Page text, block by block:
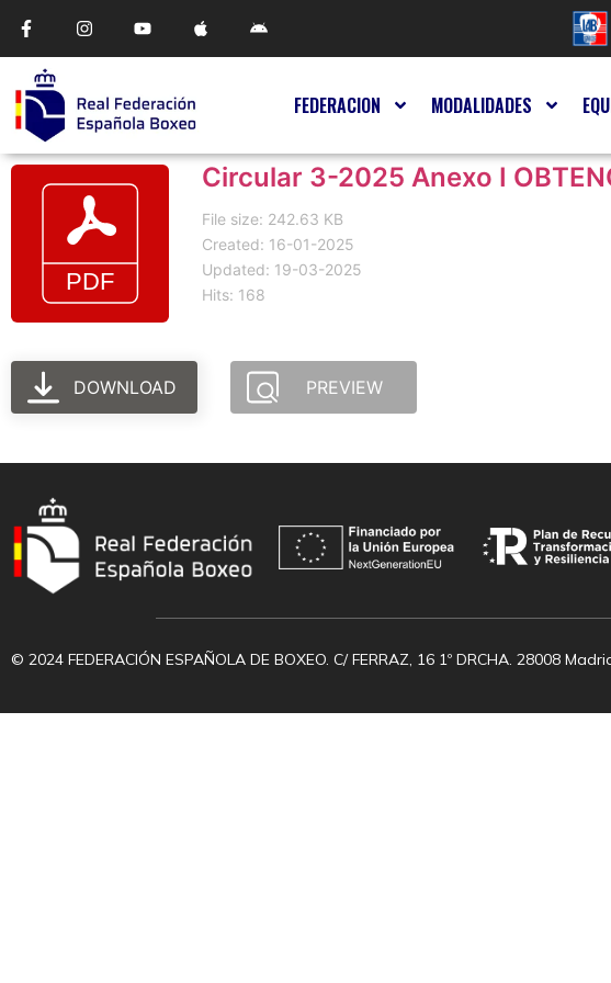
FEDERACION MODALIDADES
Circular 3-2025 Anexo I
File size: 242.63 KB
Created: 16-01-2025
Updated: 19-03-2025
Hits: 168
DOWNLOAD PREVIEW
© 2024 FEDERACIÓN ESPAÑOLA DE BOXEO. C/ FERRAZ, 16 1º DRCHA. 28008